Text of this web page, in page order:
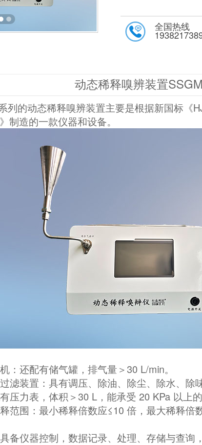
全国热线
动态稀释嗅辨装置SSGM
列的动态稀释嗅辨装置主要是根据新国标《
制造的一款仪器和设备。
还配有储气罐，排气量＞30 L/min。
装置：具有调压、除油、除尘、除水、除
力表，体积＞30 L，能承受 20 KPa 以上
围：最小稀释倍数应≤10 倍，最大稀释倍
仪器控制，数据记录、处理、存储与查询